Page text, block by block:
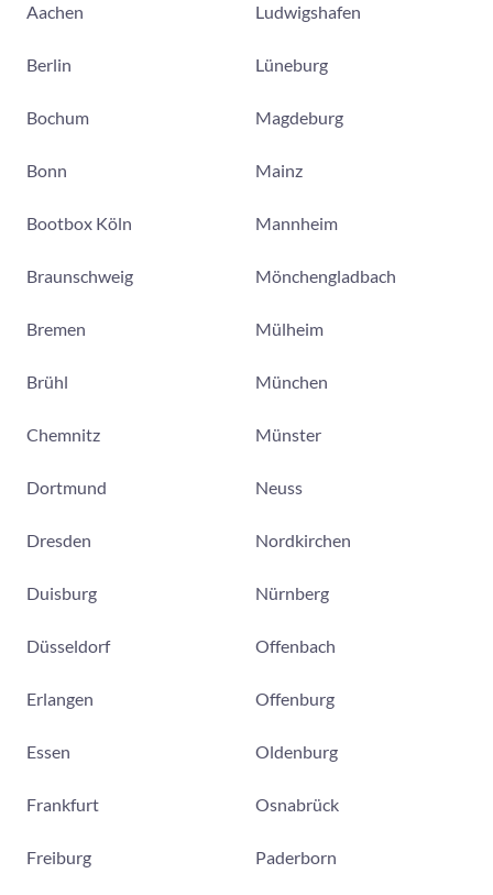
Aachen
Berlin
Bochum
Bonn
Bootbox Köln
Braunschweig
Bremen
Brühl
Chemnitz
Dortmund
Dresden
Duisburg
Düsseldorf
Erlangen
Essen
Frankfurt
Freiburg
Ludwigshafen
Lüneburg
Magdeburg
Mainz
Mannheim
Mönchengladbach
Mülheim
München
Münster
Neuss
Nordkirchen
Nürnberg
Offenbach
Offenburg
Oldenburg
Osnabrück
Paderborn